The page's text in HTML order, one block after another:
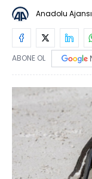
Anadolu Ajansı
ABONE OL